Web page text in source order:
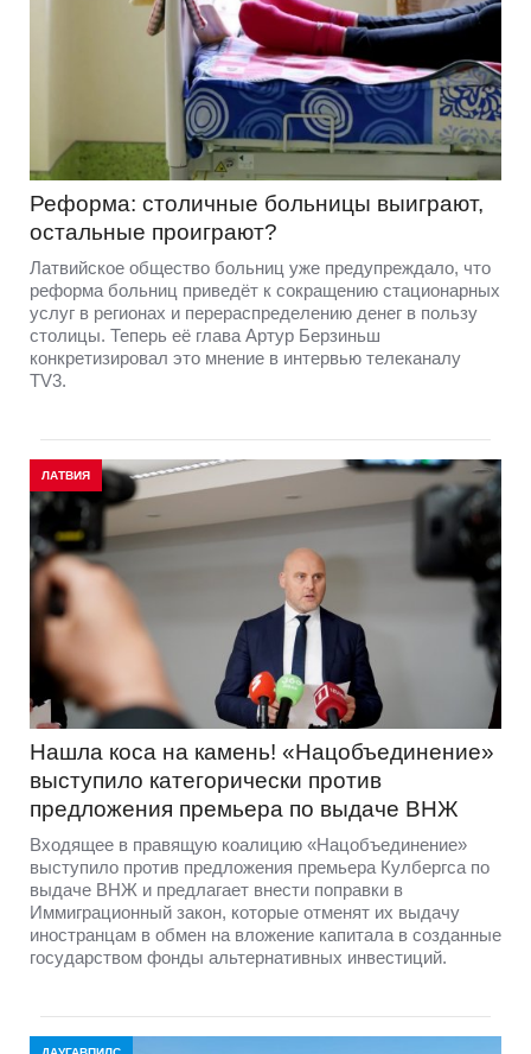
Реформа: столичные больницы выиграют,
остальные проиграют?
Латвийское общество больниц уже предупреждало, что
реформа больниц приведёт к сокращению стационарных
услуг в регионах и перераспределению денег в пользу
столицы. Теперь её глава Артур Берзиньш
конкретизировал это мнение в интервью телеканалу
TV3.
ЛАТВИЯ
Нашла коса на камень! «Нацобъединение»
выступило категорически против
предложения премьера по выдаче ВНЖ
Входящее в правящую коалицию «Нацобъединение»
выступило против предложения премьера Кулбергса по
выдаче ВНЖ и предлагает внести поправки в
Иммиграционный закон, которые отменят их выдачу
иностранцам в обмен на вложение капитала в созданные
государством фонды альтернативных инвестиций.